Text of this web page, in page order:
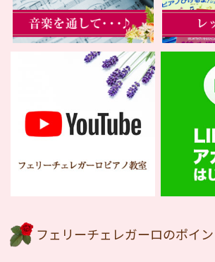
フェリーチェレガーロのポイン